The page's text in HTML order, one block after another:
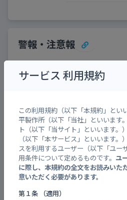
サービス 利用規約
この利用規約（以下「本規約」とい
平製作所（以下「当社」といいます
ト（以下「当サイト」といいます。
（以下「本サービス」といいます。
スを利用するユーザー（以下「ユー
用条件について定めるものです。 ユ
に際し、本規約の全文をお読みいた
意いただく必要があります。
第１条 （適用）
警報・注意報
対象：呉市
警戒レベルと避難情報